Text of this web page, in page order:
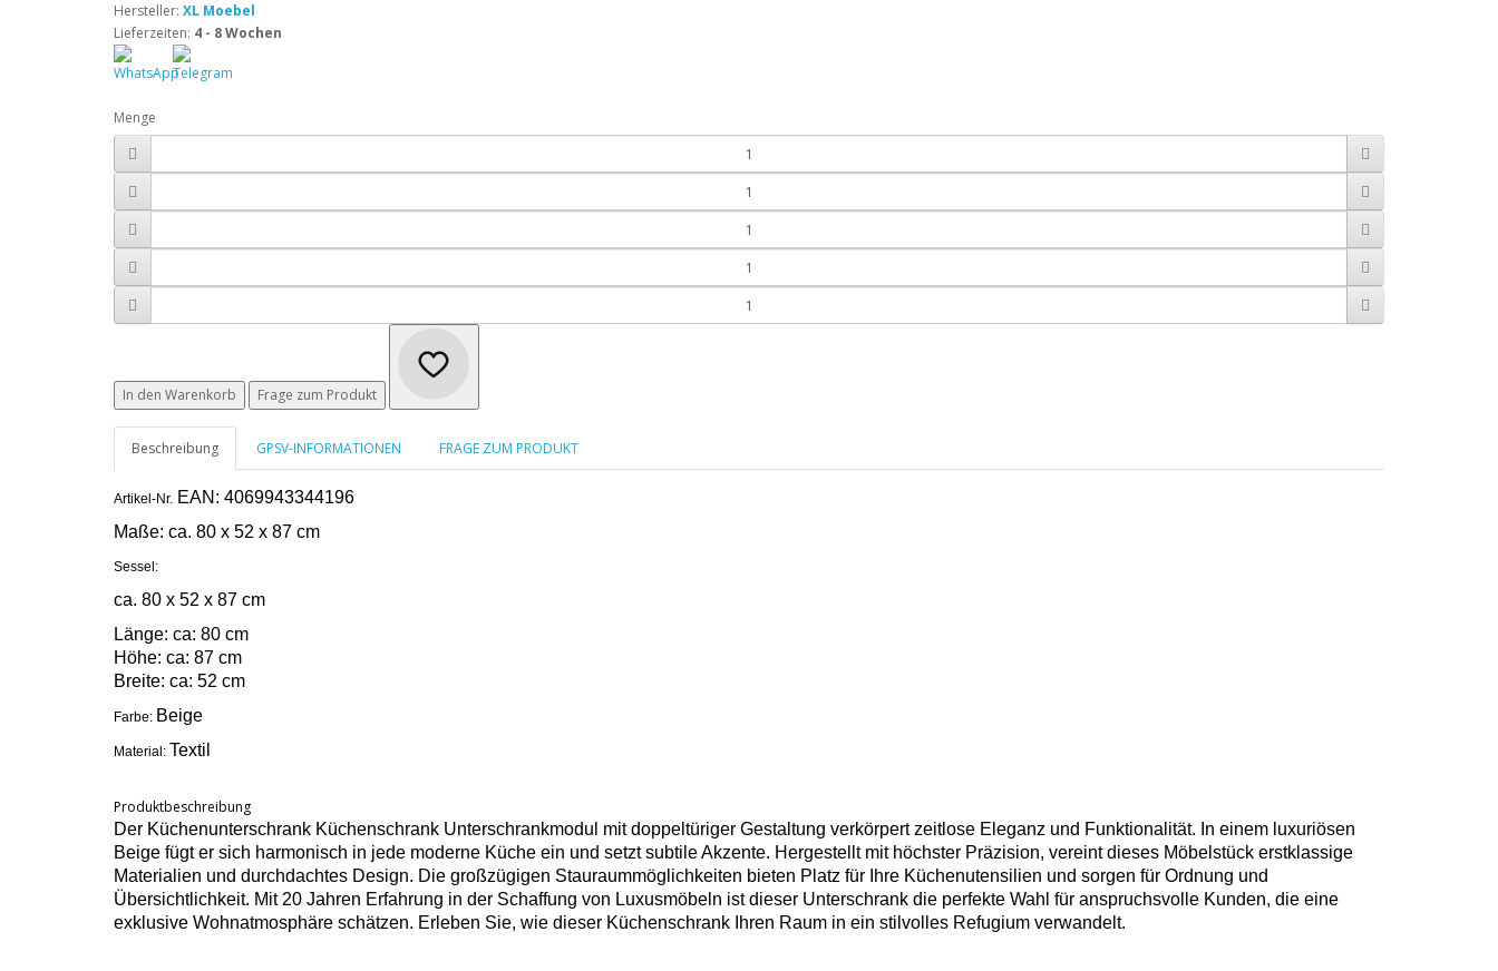
Hersteller: XL Moebel
Lieferzeiten: 4 - 8 Wochen
Menge
In den Warenkorb Frage zum Produkt
Beschreibung GPSV-INFORMATIONEN FRAGE ZUM PRODUKT
Artikel-Nr. EAN: 4069943344196
Maße: ca. 80 x 52 x 87 cm
Sessel:
ca. 80 x 52 x 87 cm
Länge: ca: 80 cm
Höhe: ca: 87 cm
Breite: ca: 52 cm
Farbe: Beige
Material: Textil
Produktbeschreibung
Der Küchenunterschrank Küchenschrank Unterschrankmodul mit doppeltüriger Gestaltung verkörpert zeitlose Eleganz und Funktionalität. In einem luxuriösen
Beige fügt er sich harmonisch in jede moderne Küche ein und setzt subtile Akzente. Hergestellt mit höchster Präzision, vereint dieses Möbelstück erstklassige
Materialien und durchdachtes Design. Die großzügigen Stauraummöglichkeiten bieten Platz für Ihre Küchenutensilien und sorgen für Ordnung und
Übersichtlichkeit. Mit 20 Jahren Erfahrung in der Schaffung von Luxusmöbeln ist dieser Unterschrank die perfekte Wahl für anspruchsvolle Kunden, die eine
exklusive Wohnatmosphäre schätzen. Erleben Sie, wie dieser Küchenschrank Ihren Raum in ein stilvolles Refugium verwandelt.